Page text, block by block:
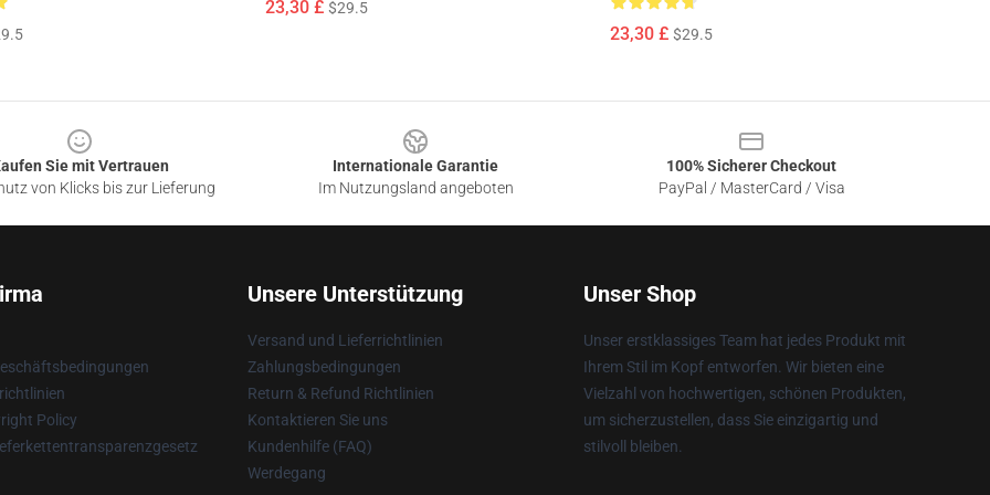
23,30 £ $29.5
23,30 £ $29.5
Sie mit Vertrauen
von Klicks bis zur Lieferung
Internationale Garantie
Im Nutzungsland angeboten
100% Sicherer Checkout
PayPal / MasterCard / Visa
Policy
Unsere Unterstützung
Versand und Lieferrichtlinien
Zahlungsbedingungen
Return & Refund Richtlinien
Kontaktieren Sie uns
Kundenhilfe (FAQ)
Werdegang
Unser Shop
Unser erstklassiges Team hat jedes Produkt mit
Ihrem Stil im Kopf entworfen. Wir bieten eine
Vielzahl von hochwertigen, schönen Produkten,
um sicherzustellen, dass Sie einzigartig und
stilvoll bleiben.